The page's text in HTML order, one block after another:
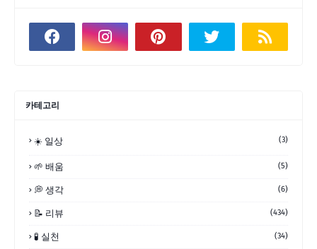
카테고리
☀️ 일상 (3)
🌱 배움 (5)
💭 생각 (6)
📝 리뷰 (434)
🧪 실천 (34)